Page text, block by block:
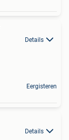
Details
Eergisteren
Details